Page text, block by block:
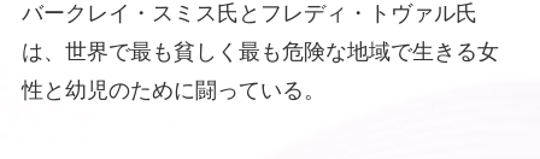
バークレイ・スミス氏とフレディ・トヴァル氏
は、世界で最も貧しく最も危険な地域で生きる女
性と幼児のために闘っている。